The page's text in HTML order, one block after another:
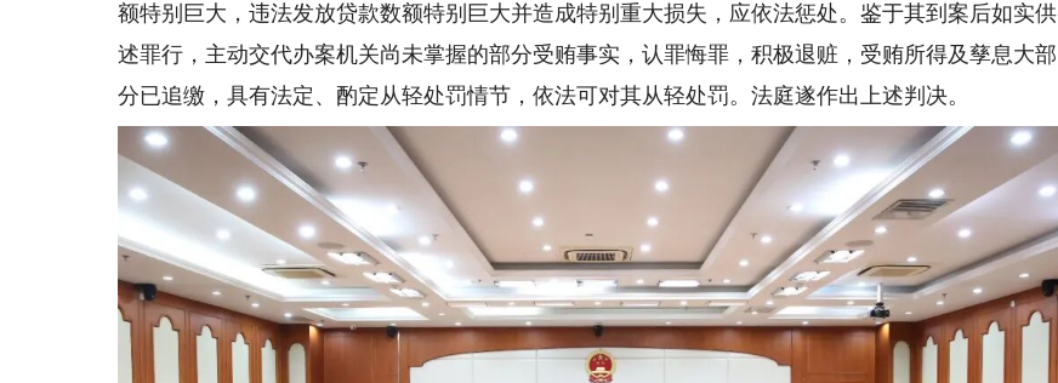
额特别巨大，违法发放贷款数额特别巨大并造成特别重大损失，应依法惩处。鉴于其到案后如实供
述罪行，主动交代办案机关尚未掌握的部分受贿事实，认罪悔罪，积极退赃，受贿所得及孳息大部
分已追缴，具有法定、酌定从轻处罚情节，依法可对其从轻处罚。法庭遂作出上述判决。